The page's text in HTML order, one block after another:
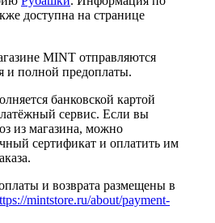
доступна на странице
MINT отправляются
и полной предоплаты.
банковской картой
сервис. Если вы
из магазина, можно
сертификат и оплатить им
и возврата размещены в
mintstore.ru/about/payment-